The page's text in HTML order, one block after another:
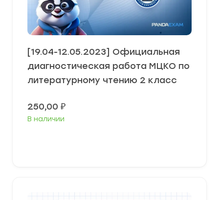
[19.04-12.05.2023] Официальная
диагностическая работа МЦКО по
литературному чтению 2 класс
250,00 ₽
В наличии